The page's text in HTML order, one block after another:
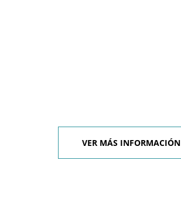
VER MÁS INFORMACIÓN